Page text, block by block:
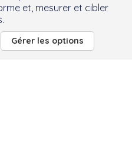
et, mesurer et cibler
Gérer les options